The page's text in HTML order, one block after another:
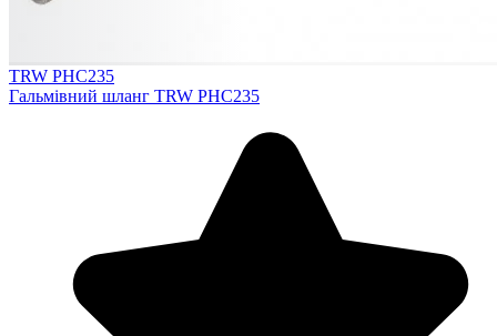
TRW PHC235
Гальмівний шланг TRW PHC235